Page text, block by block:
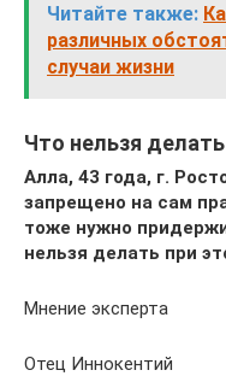
Читайте также:
различных
случаи жизни
Что нельзя
Алла, 43 года, г.
запрещено на сам
тоже нужно
нельзя делать при
Мнение эксперта
Отец Иннокентий